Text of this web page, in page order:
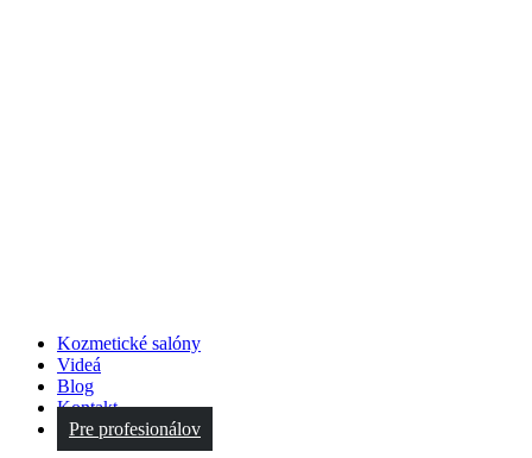
Kozmetické salóny
Videá
Blog
Kontakt
Pre profesionálov